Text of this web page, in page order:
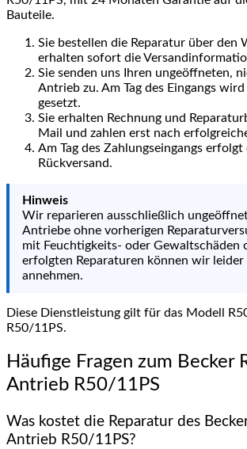
Bauteile.
Sie bestellen die Reparatur über den
erhalten sofort die
Sie senden uns Ihren ungeöffneten,
Antrieb zu. Am Tag des Eingangs
gesetzt.
Sie erhalten Rechnung und
Mail und zahlen erst nach
Am Tag des Zahlungseingangs
Rückversand.
Hinweis
Wir reparieren ausschließlich
Antriebe ohne vorherigen
mit Feuchtigkeits- oder Gewaltschäden
erfolgten Reparaturen können wir
annehmen.
Diese Dienstleistung gilt für das Modell
R50/11PS.
Häufige Fragen zum Becker
Antrieb R50/11PS
Was kostet die Reparatur des
Antrieb R50/11PS?